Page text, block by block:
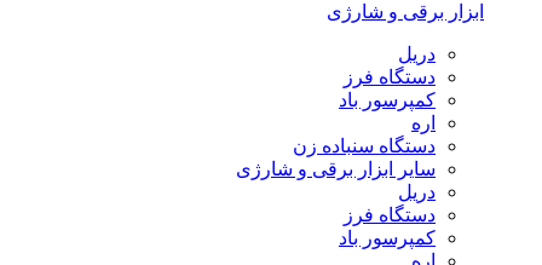
ابزار برقی و شارژی
دریل
دستگاه فرز
کمپرسور باد
اره
دستگاه سنباده زن
سایر ابزار برقی و شارژی
دریل
دستگاه فرز
کمپرسور باد
اره